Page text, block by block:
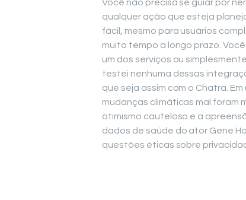
Você não precisa se guiar por
qualquer ação que esteja
fácil, mesmo para usuários
muito tempo a longo prazo.
um dos serviços ou
testei nenhuma dessas
que seja assim com o Chatra.
mudanças climáticas mal foram
otimismo cauteloso e a
dados de saúde do ator Gene
questões éticas sobre